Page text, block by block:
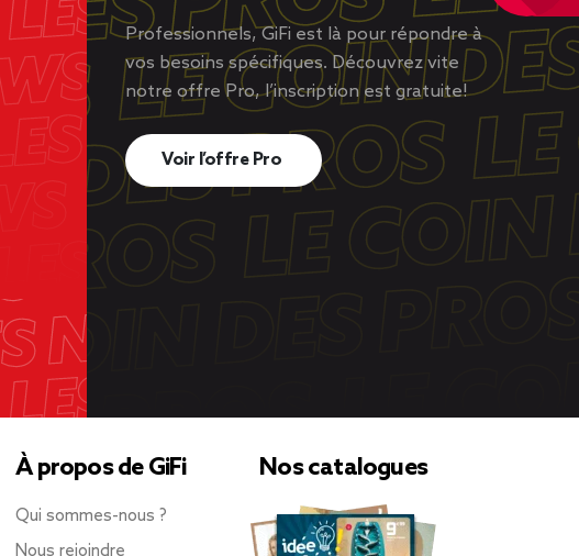
Professionnels, GiFi est là pour répondre à
vos besoins spécifiques. Découvrez vite
notre offre Pro, l’inscription est gratuite!
Voir l’offre Pro
À propos de GiFi
Qui sommes-nous ?
Nous rejoindre
Nos catalogues